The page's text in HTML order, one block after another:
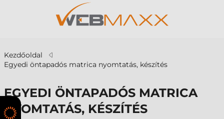
Kezdőoldal
Egyedi öntapadós matrica nyomtatás, készítés
EGYEDI ÖNTAPADÓS MATRICA
NYOMTATÁS, KÉSZÍTÉS